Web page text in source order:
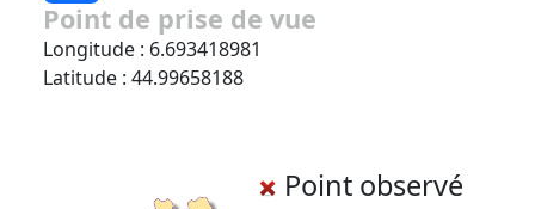
Point de prise de vue
Longitude : 6.693418981
Latitude : 44.99658188
Point observé